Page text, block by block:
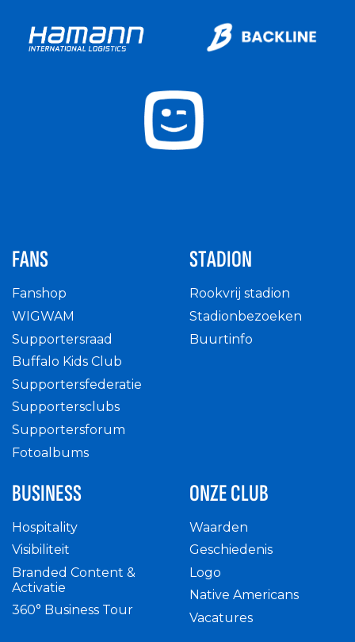
FANS
Fanshop
WIGWAM
Supportersraad
Buffalo Kids Club
Supportersfederatie
Supportersclubs
Supportersforum
Fotoalbums
STADION
Rookvrij stadion
Stadionbezoeken
Buurtinfo
BUSINESS
Hospitality
Visibiliteit
Branded Content &
Activatie
360° Business Tour
ONZE CLUB
Waarden
Geschiedenis
Logo
Native Americans
Vacatures